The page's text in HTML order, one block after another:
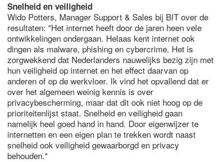
Snelheid en veiligheid
Wido Potters, Manager Support & Sales bij BIT over de
resultaten: "Het internet heeft door de jaren heen vele
ontwikkelingen ondergaan. Helaas kent internet ook
dingen als malware, phishing en cybercrime. Het is
zorgwekkend dat Nederlanders nauwelijks bezig zijn met
hun veiligheid op internet en het effect daarvan op
anderen of op de werkvloer. Ik vind het opvallend dat er
over het algemeen weinig kennis is over
privacybescherming, maar dat dit ook niet hoog op de
prioriteitenlijst staat. Snelheid en veiligheid gaan
namelijk heel goed hand in hand. Door eigenwijzer te
internetten en een eigen plan te trekken wordt naast
snelheid ook veiligheid gewaarborgd en privacy
behouden."